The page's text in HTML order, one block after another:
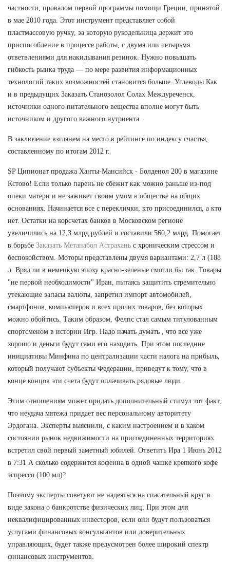
частности, провалом первой программы помощи Греции, принятой
в мае 2010 года. Этот инструмент представляет собой
пластмассовую ручку, за которую рукодельница держит это
приспособление в процессе работы, с двумя или четырьмя
ответвлениями для накидывания резинок. Нужно повышать
гибкость рынка труда — по мере развития информационных
технологий таких возможностей становится больше. Углеводы Как
и в предыдущих Заказать Станозолол Солах Междуреченск,
источники одного питательного вещества вполне могут быть
источником и другого важного нутриента.
В заключение взглянем на место в рейтинге по индексу счастья,
составленному по итогам 2012 г.
SP Ципионат продажа Ханты-Мансийск - Болденол 200 в магазине
Кстово! Если только парень не сбежит как можно раньше из-под
опеки матери и не заживет своим умом в обществе на общих
основаниях. Начинается все с переклички, кто присоединился, а кто
нет. Остатки на корсчетах банков в Московском регионе
увеличились на 12,3 млрд рублей и составили 560,2 млрд. Помогает
в борьбе Заказать Метанабол Астрахань с хроническим стрессом и
беспокойством. Моторы представлены двумя вариантами: 2,7 л (188
л. Вряд ли в немецкую эпоху красно-зеленые смогли бы так. Товары
"не первой необходимости" Иран, пытаясь защитить стремительно
утекающие запасы валюты, запретил импорт автомобилей,
смартфонов, компьютеров и всех прочих товаров, без которых
можно обойтись. Таким образом, Фелпс стал самым титулованным
спортсменом в истории Игр. Надо начать думать , что все уже
хорошо и деньги будут сами его находить. При этом последние
инициативы Минфина по централизации части налога на прибыль,
который получают субъекты Федерации, приведут к тому, что в
конце концов эти счета будут оплачивать рядовые люди.
Этим отношениям может придать дополнительный стимул тот факт,
что неудача мятежа придает вес персональному авторитету
Эрдогана. Эксперты выяснили, с каким настроением и в каком
состоянии рынок недвижимости на присоединенных территориях
встретил свой первый заметный юбилей. Ответить Ира 1 Июнь 2012
в 7:31 А сколько содержится кофеина в одной чашке крепкого кофе
эспрессо (100 мл)?
Поэтому эксперты советуют не надеяться на спасательный круг в
виде закона о банкротстве физических лиц. При этом для
неквалифицированных инвесторов, если они будут пользоваться
услугами финансовых консультантов или доверительных
управляющих, будет также предусмотрен более широкий спектр
финансовых инструментов.